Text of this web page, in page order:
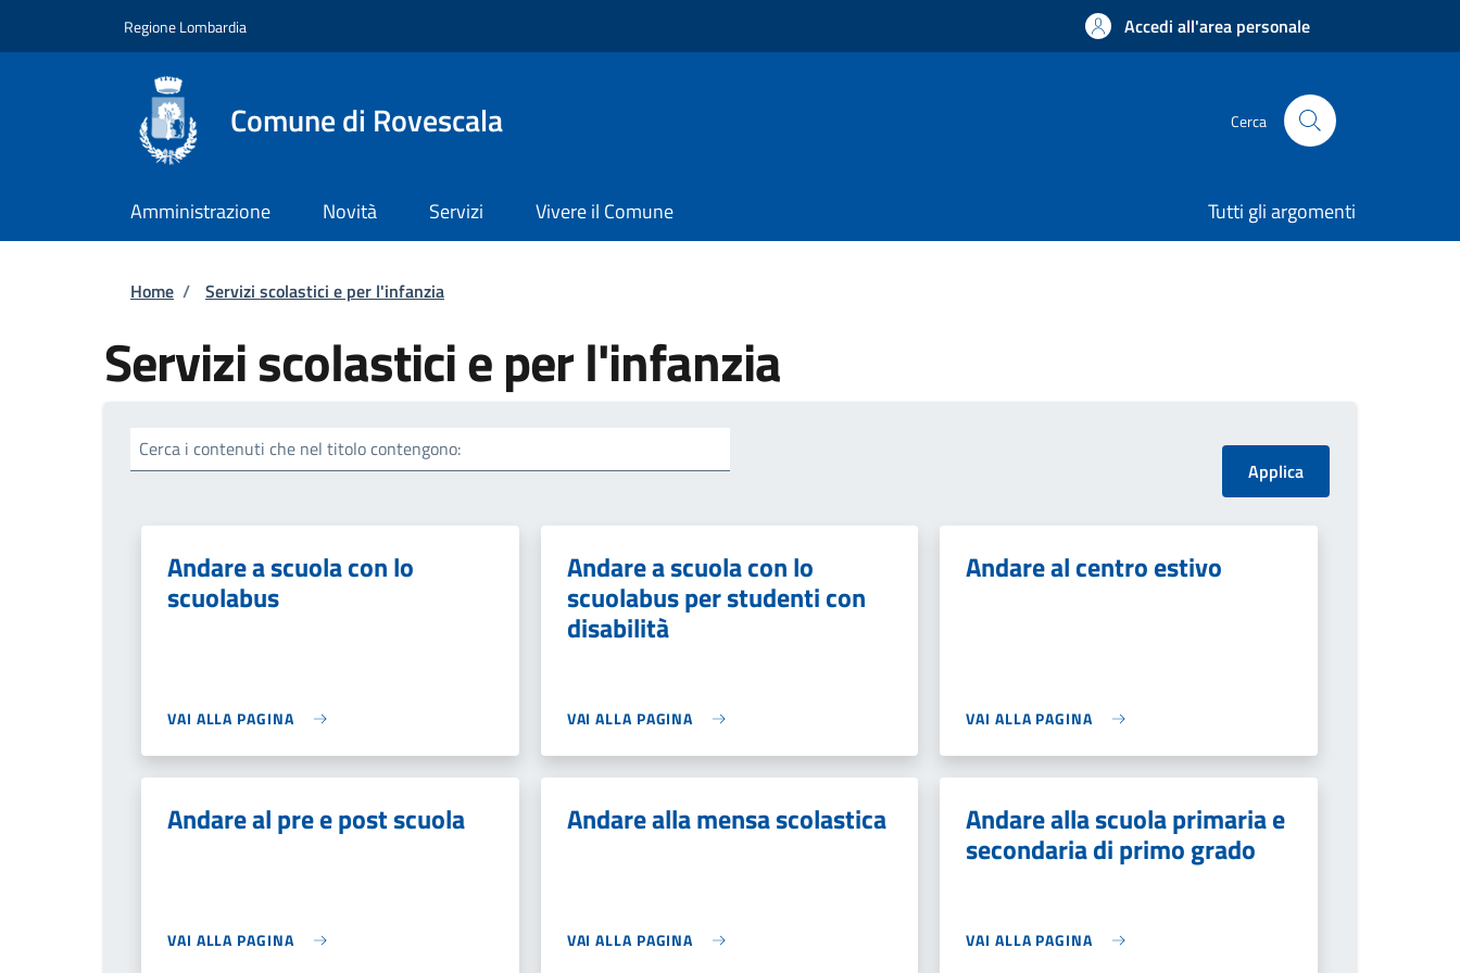
Regione Lombardia Accedi all'area personale
Comune di Rovescala Cerca
Amministrazione Novità Servizi Vivere il Comune Tutti gli argomenti
Briciole di pane
Home / Servizi scolastici e per l'infanzia
Servizi scolastici e per l'infanzia
Cerca i contenuti che nel titolo contengono:
Andare a scuola con lo
scuolabus
VAI ALLA PAGINA
Andare a scuola con lo
scuolabus per studenti con
disabilità
VAI ALLA PAGINA
Andare al centro estivo
VAI ALLA PAGINA
Andare al pre e post scuola
VAI ALLA PAGINA
Andare alla mensa scolastica
VAI ALLA PAGINA
Andare alla scuola primaria e
secondaria di primo grado
VAI ALLA PAGINA